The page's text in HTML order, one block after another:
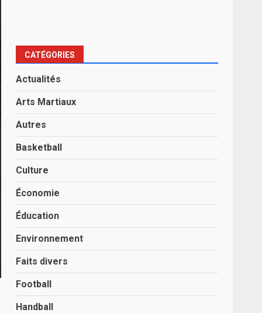
CATÉGORIES
Actualités
Arts Martiaux
Autres
Basketball
Culture
Économie
Éducation
Environnement
Faits divers
Football
Handball